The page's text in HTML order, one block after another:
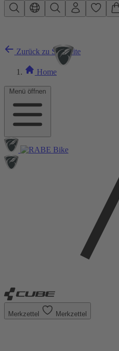
Zum Hauptinhalt springen
Menü öffnen
Zurück zu Startseite
Home
Merkzettel Merkzettel